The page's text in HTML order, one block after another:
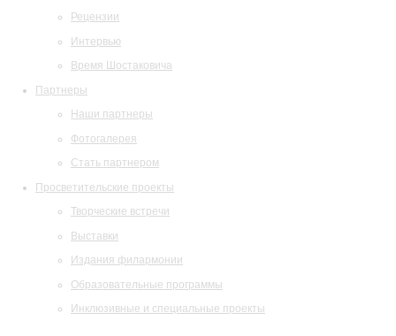
Рецензии
Интервью
Время Шостаковича
Партнеры
Наши партнеры
Фотогалерея
Стать партнером
Просветительские проекты
Творческие встречи
Выставки
Издания филармонии
Образовательные программы
Инклюзивные и специальные проекты